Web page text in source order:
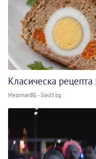
Класическа рецепта
MelomanBG - Sled5.bg